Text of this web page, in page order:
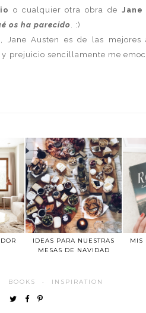
o cualquier otra obra de Jane
os ha parecido . :)
Jane Austen es de las mejores
prejuicio sencillamente me
IDEAS PARA NUESTRAS
MESAS DE NAVIDAD
MIS
BOOKS · INSPIRATION